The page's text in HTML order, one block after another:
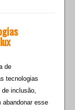
de
tecnologias
inclusão,
abandonar esse